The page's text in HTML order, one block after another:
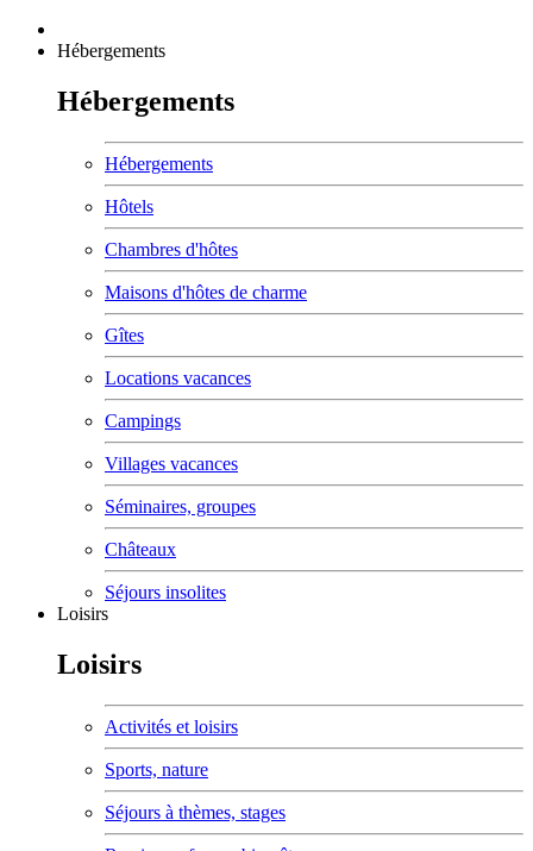
Hébergements
Hébergements
Hébergements
Hôtels
Chambres d'hôtes
Maisons d'hôtes de charme
Gîtes
Locations vacances
Campings
Villages vacances
Séminaires, groupes
Châteaux
Séjours insolites
Loisirs
Loisirs
Activités et loisirs
Sports, nature
Séjours à thèmes, stages